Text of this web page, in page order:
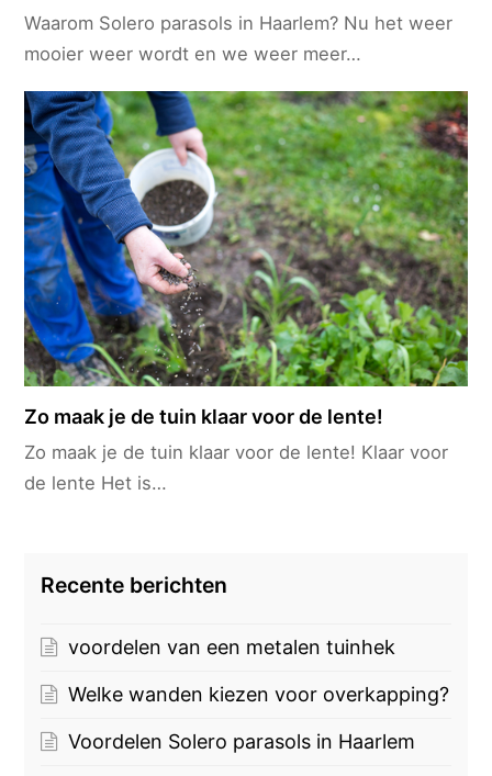
Waarom Solero parasols in Haarlem? Nu het weer
mooier weer wordt en we weer meer…
Zo maak je de tuin klaar voor de lente!
Zo maak je de tuin klaar voor de lente! Klaar voor
de lente Het is…
Recente berichten
voordelen van een metalen tuinhek
Welke wanden kiezen voor overkapping?
Voordelen Solero parasols in Haarlem